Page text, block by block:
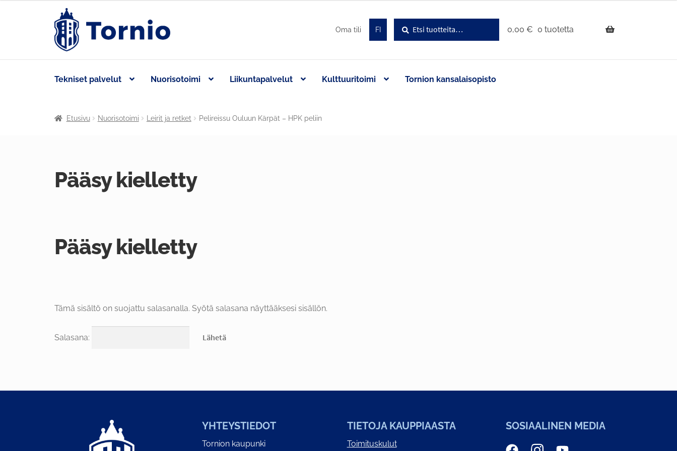
Oma tili FI 0,00 € 0 tuotetta
Tekniset palvelut Nuorisotoimi Liikuntapalvelut Kulttuuritoimi Tornion kansalaisopisto
Etusivu Nuorisotoimi Leirit ja retket Pelireissu Ouluun Kärpät – HPK peliin
Pääsy kielletty
Pääsy kielletty
Tämä sisältö on suojattu salasanalla. Syötä salasana näyttääksesi sisällön.
Salasana:
YHTEYSTIEDOT
Tornion kaupunki
TIETOJA KAUPPIAASTA
Toimituskulut
SOSIAALINEN MEDIA